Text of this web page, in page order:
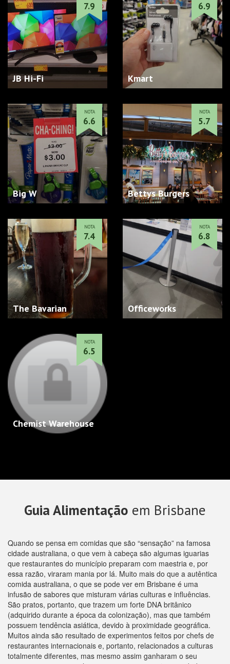
JB Hi-Fi
7.9
Kmart
6.9
Big W
NOTA
6.6
Bettys Burgers
NOTA
5.7
The Bavarian
NOTA
7.4
Officeworks
NOTA
6.8
Chemist Warehouse
NOTA
6.5
Guia Alimentação em Brisbane
Quando se pensa em comidas que são “sensação” na famosa
cidade australiana, o que vem à cabeça são algumas iguarias
que restaurantes do município preparam com maestria e, por
essa razão, viraram mania por lá. Muito mais do que a autêntica
comida australiana, o que se pode ver em Brisbane é uma
infusão de sabores que misturam várias culturas e influências.
São pratos, portanto, que trazem um forte DNA britânico
(adquirido durante a época da colonização), mas que também
possuem tendência asiática, devido à proximidade geográfica.
Muitos ainda são resultado de experimentos feitos por chefs de
restaurantes internacionais e, portanto, relacionados a culturas
totalmente diferentes, mas mesmo assim ganharam o seu